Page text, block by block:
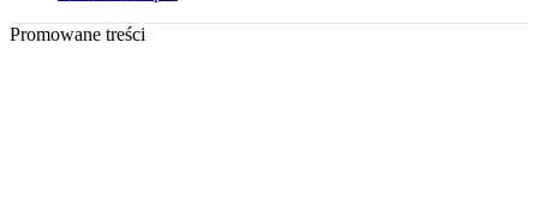
Promowane treści